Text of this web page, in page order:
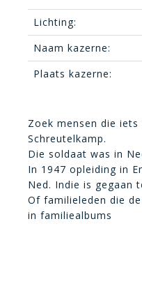
Lichting:
Naam kazerne:
Plaats kazerne:
Zoek mensen die iets
Schreutelkamp.
Die soldaat was in
In 1947 opleiding in
Ned. Indie is gegaan
Of familieleden die
in familiealbums